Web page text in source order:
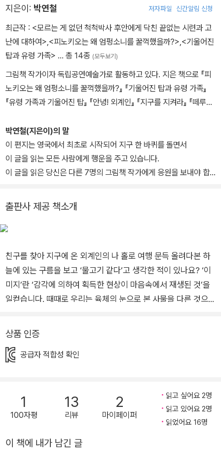
<안녕! 외계인>은 문자와 사진과 그림이 결합되어 이미지가 확장된,
두를 이미지로 이해하여 문자가 그림이 되고, 사진이 그림이 되는 재
밌는 타이포그래피 그림책을 만들었다. 각각의 문자들은 이야기의 텍
스트가 되기도 하고, 외계인의 이미지가 되기도 한다.
또한 전사(글이나 그림 따위를 옮기어 베낌) 기법을 활용하여 외계인
이 본 사물의 모습과 실제 사물의 모습, 두 가지를 보여 주는 구성은
이와 재미를 보여 준다. 상상의 힘은 결국 시선의 차이라는 것을 의미
하듯이 말이다.
지은이: 박연철 저자파일 신간알림 신청
최근작 : <모르는 게 없던 척척박사 후안에게 닥친 끝없는 시련과 고
난에 대하여>,<피노키오는 왜 엄펑소니를 꿀꺽했을까?>,<기울어진
탑과 유령 가족> … 총 14종 (모두보기)
그림책 작가이자 독립공연예술가로 활동하고 있다. 지은 책으로 『피
노키오는 왜 엄펑소니를 꿀꺽했을까?』 『기울어진 탑과 유령 가족』
『유령 가족과 기울어진 탑』 『안녕! 외계인』 『지구를 지켜라』 『떼루떼
비룡소황금도깨비상 대상, 2007년 볼로냐 국제아동도서전 올해의
일러스트레이터 선정, 2015년 볼로냐 라가치상 뉴호라이즌 부문 우
수상을 수상했다.
박연철(지은이)의 말
이 편지는 영국에서 최초로 시작되어 지구 한 바퀴를 돌면서
이 글을 읽는 모든 사람에게 행운을 주고 있습니다.
이 글을 읽은 당신은 다른 7명의 그림책 작가에게 응원을 보내야 합
마음으로 응원을 보내도 되지만 그림책을 사셔도 좋습니다.
영국에서 WHSQWERTY라는 사람은 1963년에 이 편지를 받았습
니다.
니다.
며칠 뒤에 그는 케이트 그린어웨이 상을 받아 세계적인 작가의 길로
들어섰습니다.
미국의 한 작가도 이 편지를 받았지만 그는 그냥 무시해 버렸습니다.
어떡하든 모두에게 행운이 옵니다.
그러니까 그림책 많이 사랑해 주세요.
출판사 제공 책소개
친구를 찾아 지구에 온 외계인의 나 홀로 여행 문득 올려다본 하
늘에 있는 구름을 보고 ‘물고기 같다’고 생각한 적이 있나요? ‘이
미지’란 ‘감각에 의하여 획득한 현상이 마음속에서 재생된 것’을
일컫습니다. 때때로 우리는 육체의 눈으로 본 사물을 다른 것으로
해석하는 것이지요. 우리는 그 해석하는 힘을 상상하는 힘(상상
인 하나가 있습니다. 몸에 “안녕! 외계인”이라고 써 있는 이 외계
섰습니다. 산타처럼 집안으로 들어와 부엌에 있는 달걀 프라이,
열린 화장실 문 너머로 보이는 변기 뚜껑을 만납니다. 집 밖에서
는 두 눈을 부릅뜬 송수관, 속도를 내는 자동차를 만나고, 나아가
배와 등대, 피라미드를 만나지요. 모두 하나같이 “바쁘다, 바
상품 인증
공급자 적합성 확인
1
100자평
13
리뷰
2
마이페이퍼
읽고 싶어요 2명
읽고 있어요 2명
읽었어요 16명
이 책에 내가 남긴 글